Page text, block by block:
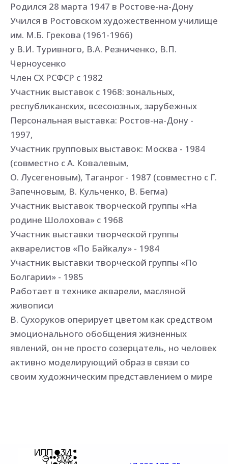
Родился 28 марта 1947 в Ростове-на-Дону
Учился в Ростовском художественном училище
им. М.Б. Грекова (1961-1966)
у В.И. Туривного, В.А. Резниченко, В.П.
Черноусенко
Член СХ РСФСР с 1982
Участник выставок с 1968: зональных,
республиканских, всесоюзных, зарубежных
Персональная выставка: Ростов-на-Дону -
1997,
Участник групповых выставок: Москва - 1984
(совместно с А. Ковалевым,
О. Лусегеновым), Таганрог - 1987 (совместно с Г.
Запечновым, В. Кульченко, В. Бегма)
Участник выставок творческой группы «На
родине Шолохова» с 1968
Участник выставки творческой группы
акварелистов «По Байкалу» - 1984
Участник выставки творческой группы «По
Болгарии» - 1985
Работает в технике акварели, масляной
живописи
В. Сухоруков оперирует цветом как средством
эмоционального обобщения жизненных
явлений, он не просто созерцатель, но человек
активно моделирующий образ в связи со
своим художническим представлением о мире